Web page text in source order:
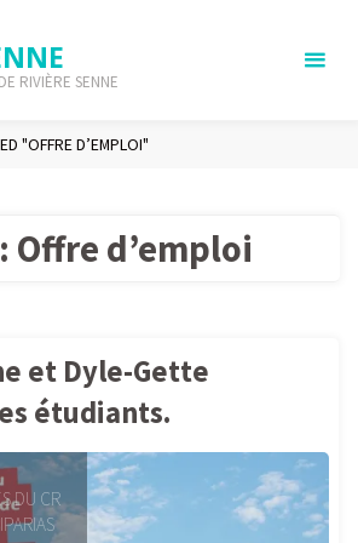
RIVIÈRE SENNE
"OFFRE D’EMPLOI"
Offre d’emploi
et Dyle-Gette
étudiants.
DU CR